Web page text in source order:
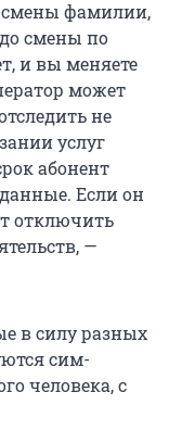
смены фамилии,
смены по
и вы меняете
может
не
услуг
абонент
Если он
отключить
—
в силу разных
сим-
человека, с